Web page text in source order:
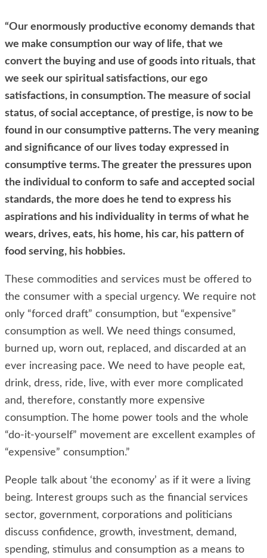
“Our enormously productive economy demands that
we make consumption our way of life, that we
convert the buying and use of goods into rituals, that
we seek our spiritual satisfactions, our ego
satisfactions, in consumption. The measure of social
status, of social acceptance, of prestige, is now to be
found in our consumptive patterns. The very meaning
and significance of our lives today expressed in
consumptive terms. The greater the pressures upon
the individual to conform to safe and accepted social
standards, the more does he tend to express his
aspirations and his individuality in terms of what he
wears, drives, eats, his home, his car, his pattern of
food serving, his hobbies.
These commodities and services must be offered to
the consumer with a special urgency. We require not
only “forced draft” consumption, but “expensive”
consumption as well. We need things consumed,
burned up, worn out, replaced, and discarded at an
ever increasing pace. We need to have people eat,
drink, dress, ride, live, with ever more complicated
and, therefore, constantly more expensive
consumption. The home power tools and the whole
“do-it-yourself” movement are excellent examples of
“expensive” consumption.”
People talk about ‘the economy’ as if it were a living
being. Interest groups such as the financial services
sector, government, corporations and politicians
discuss confidence, growth, investment, demand,
spending, stimulus and consumption as a means to